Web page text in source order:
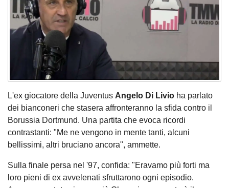
L'ex giocatore della Juventus Angelo Di Livio ha parlato
dei bianconeri che stasera affronteranno la sfida contro il
Borussia Dortmund. Una partita che evoca ricordi
contrastanti: "Me ne vengono in mente tanti, alcuni
bellissimi, altri bruciano ancora", ammette.
Sulla finale persa nel '97, confida: "Eravamo più forti ma
loro pieni di ex avvelenati sfruttarono ogni episodio.